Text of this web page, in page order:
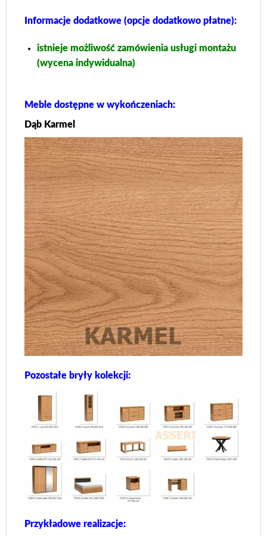
Informacje dodatkowe (opcje dodatkowo płatne):
istnieje możliwość zamówienia usługi montażu
(wycena indywidualna)
Meble dostępne w wykończeniach:
Dąb Karmel
Pozostałe bryły kolekcji:
Przykładowe realizacje: